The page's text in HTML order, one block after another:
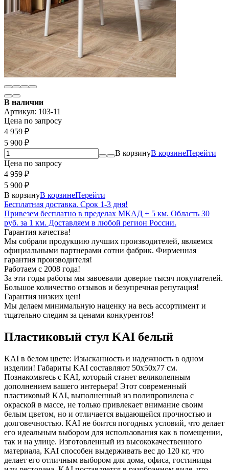
В наличии
Артикул: 103-11
Цена по запросу
4 959 ₽
5 900 ₽
В корзинуВ корзинеПерейти
Цена по запросу
4 959 ₽
5 900 ₽
В корзинуВ корзинеПерейти
Бесплатная доставка. Срок 1-3 дня!
Привезем бесплатно в пределах МКАД + 5 км. Область 30
руб. за 1 км. Доставляем в любой регион России.
Гарантия качества!
Мы собрали продукцию лучших производителей, являемся
официальными партнерами сотни фабрик. Фирменная
гарантия производителя!
Работаем с 2008 года!
За эти годы работы мы завоевали доверие тысяч покупателей.
Большое количество отзывов и безупречная репутация!
Гарантия низких цен!
Мы делаем минимальную наценку на весь ассортимент и
тщательно следим за ценами конкурентов!
Пластиковый стул KAI белый
KAI в белом цвете: Изысканность и надежность в одном
изделии! Габариты KAI составляют 50х50х77 см.
Познакомьтесь с KAI, который станет великолепным
дополнением вашего интерьера! Этот современный
пластиковый KAI, выполненный из полипропилена с
окраской в массе, не только привлекает внимание своим
белым цветом, но и отличается выдающейся прочностью и
долговечностью. KAI не боится погодных условий, что делает
его идеальным выбором для использования как в помещении,
так и на улице. Изготовленный из высококачественного
материала, KAI способен выдерживать вес до 120 кг, что
делает его отличным выбором для дома, офиса, гостиницы